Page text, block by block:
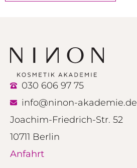
030 606 97 75
info@ninon-akademie.de
Joachim-Friedrich-Str. 52
10711 Berlin
Anfahrt